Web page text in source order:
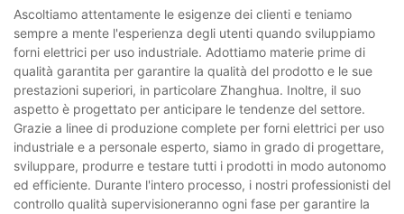
Ascoltiamo attentamente le esigenze dei clienti e teniamo
sempre a mente l'esperienza degli utenti quando sviluppiamo
forni elettrici per uso industriale. Adottiamo materie prime di
qualità garantita per garantire la qualità del prodotto e le sue
prestazioni superiori, in particolare Zhanghua. Inoltre, il suo
aspetto è progettato per anticipare le tendenze del settore.
Grazie a linee di produzione complete per forni elettrici per uso
industriale e a personale esperto, siamo in grado di progettare,
sviluppare, produrre e testare tutti i prodotti in modo autonomo
ed efficiente. Durante l'intero processo, i nostri professionisti del
controllo qualità supervisioneranno ogni fase per garantire la